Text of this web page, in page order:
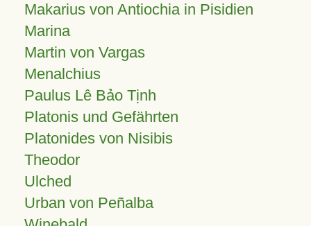
Makarius von Antiochia in Pisidien
Marina
Martin von Vargas
Menalchius
Paulus Lê Bảo Tịnh
Platonis und Gefährten
Platonides von Nisibis
Theodor
Ulched
Urban von Peñalba